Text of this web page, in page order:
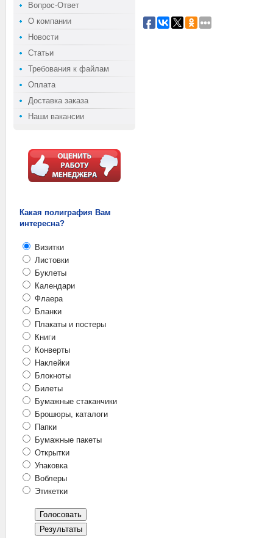
Вопрос-Ответ
О компании
Новости
Статьи
Требования к файлам
Оплата
Доставка заказа
Наши вакансии
Какая полиграфия Вам
интересна?
Визитки
Листовки
Буклеты
Календари
Флаера
Бланки
Плакаты и постеры
Книги
Конверты
Наклейки
Блокноты
Билеты
Бумажные стаканчики
Брошюры, каталоги
Папки
Бумажные пакеты
Открытки
Упаковка
Воблеры
Этикетки